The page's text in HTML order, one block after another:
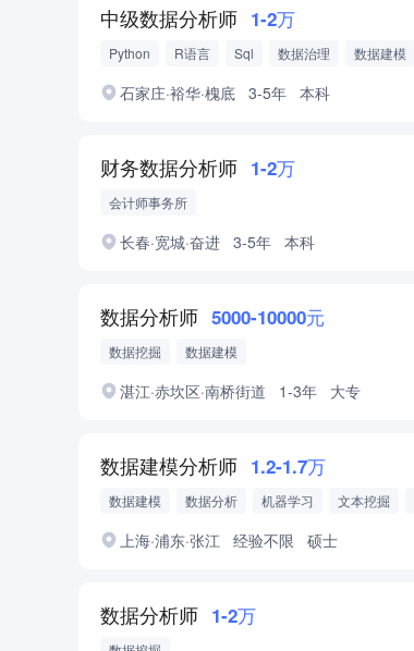
中级数据分析师 1-2万
Python R语言 Sql 数据治理 数据建模
石家庄·裕华·槐底 3-5年 本科
财务数据分析师 1-2万
会计师事务所
长春·宽城·奋进 3-5年 本科
数据分析师 5000-10000元
数据挖掘 数据建模
湛江·赤坎区·南桥街道 1-3年 大专
数据建模分析师 1.2-1.7万
数据建模 数据分析 机器学习 文本挖掘
上海·浦东·张江 经验不限 硕士
数据分析师 1-2万